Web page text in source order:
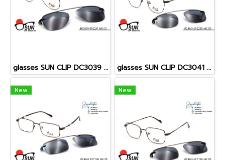
glasses SUN CLIP DC3039 55[]17 140 C3 glasses SUN CLIP DC3041 49[]20 140 C2
New New